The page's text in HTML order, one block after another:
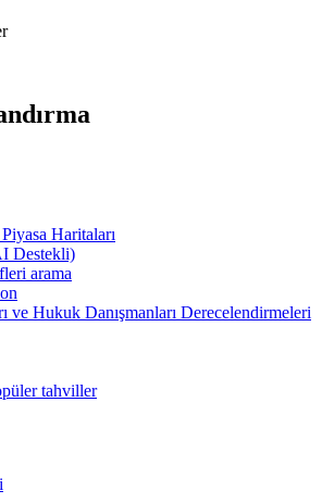
Haritaları
Destekli)
arama
ve Hukuk Danışmanları Derecelendirmeleri
tahviller